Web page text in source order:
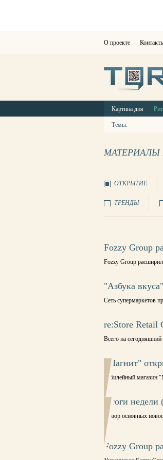
О проекте
Картина дня
Темы:
МАТЕРИАЛЫ
ОТКРЫТИЕ
ТРЕНДЫ
Fozzy Group
Fozzy Group
"Азбука
Сеть супермаркетов
re:Store Retail
Всего на
"Магнит"
Юбилейный магазин
Итоги недели
Обзор основных
Fozzy Group